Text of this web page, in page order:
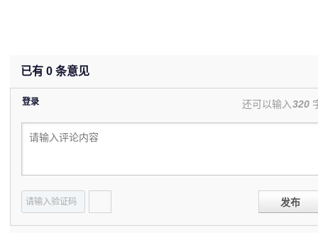
已有 0 条意见
登录 还可以输入320
发布